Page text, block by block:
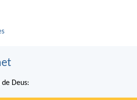
Deus: